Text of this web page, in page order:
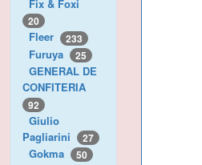
Fix & Foxi
20
Fleer 233
Furuya 25
GENERAL DE
CONFITERIA
92
Giulio
Pagliarini
27
Gokma 50